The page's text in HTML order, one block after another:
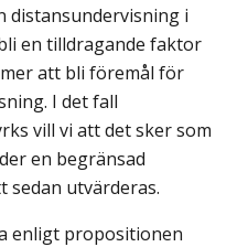
distansundervisning i
en tilldragande faktor
att bli föremål för
I det fall
vill vi att det sker som
en begränsad
utvärderas.
enligt propositionen